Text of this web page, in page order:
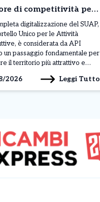
di competitività per
digitalizzazione del SUAP,
Unico per le Attività
è considerata da API
un passaggio fondamentale per
il territorio più attrattivo e
amministrazione. Il tema è
centro di un incontro con
2026 Leggi Tutto